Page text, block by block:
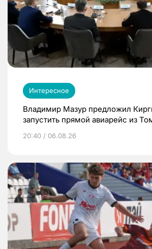
Интересное
Владимир Мазур предложил
запустить прямой авиарейс из
20:40 / 06.08.26